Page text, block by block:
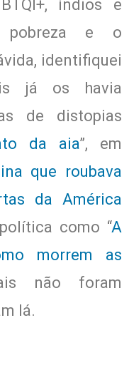
índios e
pobreza e o
identifiquei
já os havia
de distopias
da aia”, em
que roubava
da América
como “A
morrem as
não foram
lá.